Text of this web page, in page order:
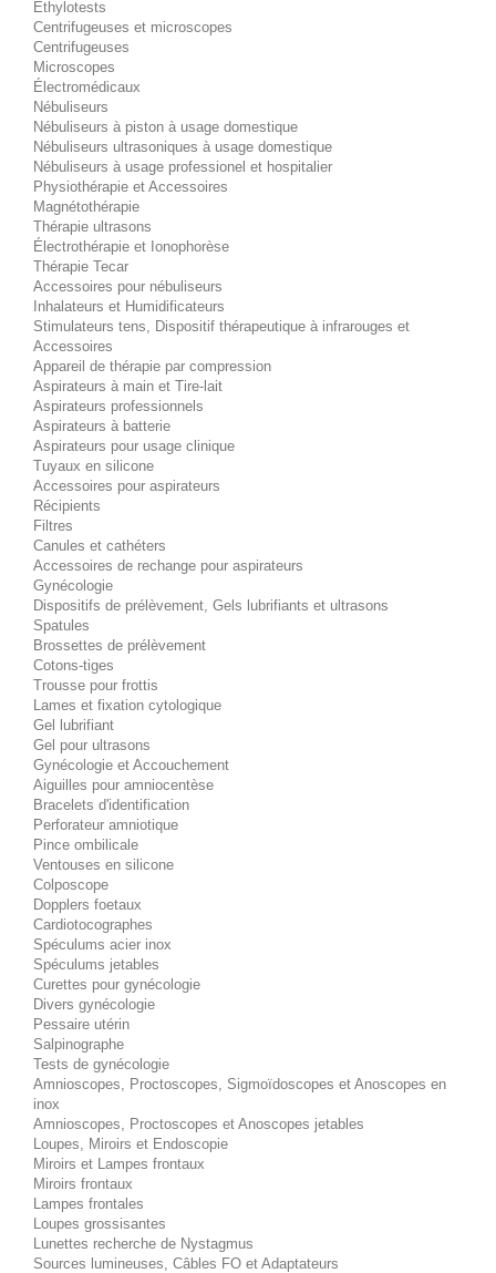
Éthylotests
Centrifugeuses et microscopes
Centrifugeuses
Microscopes
Électromédicaux
Nébuliseurs
Nébuliseurs à piston à usage domestique
Nébuliseurs ultrasoniques à usage domestique
Nébuliseurs à usage professionel et hospitalier
Physiothérapie et Accessoires
Magnétothérapie
Thérapie ultrasons
Électrothérapie et Ionophorèse
Thérapie Tecar
Accessoires pour nébuliseurs
Inhalateurs et Humidificateurs
Stimulateurs tens, Dispositif thérapeutique à infrarouges et
Accessoires
Appareil de thérapie par compression
Aspirateurs à main et Tire-lait
Aspirateurs professionnels
Aspirateurs à batterie
Aspirateurs pour usage clinique
Tuyaux en silicone
Accessoires pour aspirateurs
Récipients
Filtres
Canules et cathéters
Accessoires de rechange pour aspirateurs
Gynécologie
Dispositifs de prélèvement, Gels lubrifiants et ultrasons
Spatules
Brossettes de prélèvement
Cotons-tiges
Trousse pour frottis
Lames et fixation cytologique
Gel lubrifiant
Gel pour ultrasons
Gynécologie et Accouchement
Aiguilles pour amniocentèse
Bracelets d'identification
Perforateur amniotique
Pince ombilicale
Ventouses en silicone
Colposcope
Dopplers foetaux
Cardiotocographes
Spéculums acier inox
Spéculums jetables
Curettes pour gynécologie
Divers gynécologie
Pessaire utérin
Salpinographe
Tests de gynécologie
Amnioscopes, Proctoscopes, Sigmoïdoscopes et Anoscopes en
inox
Amnioscopes, Proctoscopes et Anoscopes jetables
Loupes, Miroirs et Endoscopie
Miroirs et Lampes frontaux
Miroirs frontaux
Lampes frontales
Loupes grossisantes
Lunettes recherche de Nystagmus
Sources lumineuses, Câbles FO et Adaptateurs